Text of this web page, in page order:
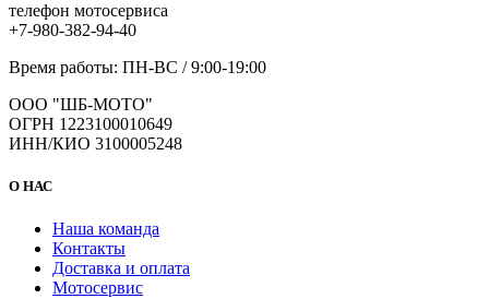
телефон мотосервиса
+7-980-382-94-40
Время работы: ПН-ВС / 9:00-19:00
ООО "ШБ-МОТО"
ОГРН 1223100010649
ИНН/КИО 3100005248
О НАС
Наша команда
Контакты
Доставка и оплата
Мотосервис